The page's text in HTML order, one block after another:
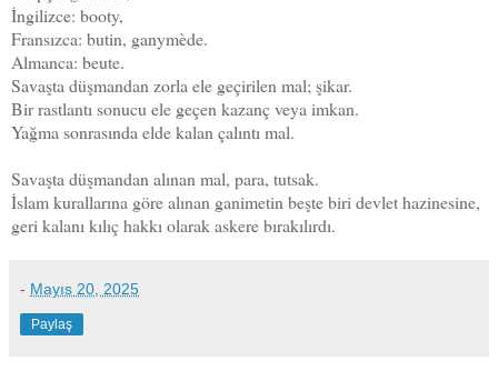
İngilizce: booty,
Fransızca: butin, ganymède.
Almanca: beute.
Savaşta düşmandan zorla ele geçirilen mal; şikar.
Bir rastlantı sonucu ele geçen kazanç veya imkan.
Yağma sonrasında elde kalan çalıntı mal.
Savaşta düşmandan alınan mal, para, tutsak.
İslam kurallarına göre alınan ganimetin beşte biri devlet hazinesine,
geri kalanı kılıç hakkı olarak askere bırakılırdı.
- Mayıs 20, 2025
Paylaş